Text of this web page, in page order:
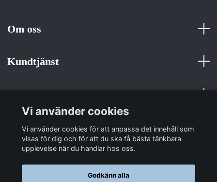
Om oss
Kundtjänst
Sociala medier
Vi använder cookies
Vi använder cookies för att anpassa det innehåll som
visas för dig och för att du ska få bästa tänkbara
upplevelse när du handlar hos oss.
Godkänn alla